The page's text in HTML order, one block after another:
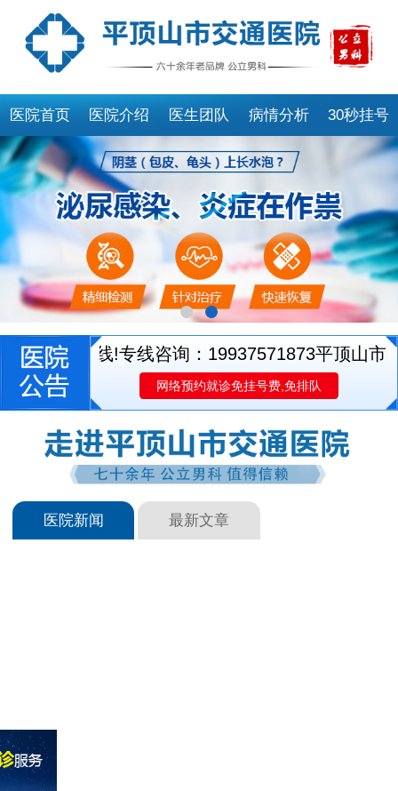
医院首页 医院介绍 医生团队 病情分析 30秒挂号
生就诊专线!专线咨询：19937571873平顶山市交
网络预约就诊免挂号费,免排队
医院新闻 最新文章